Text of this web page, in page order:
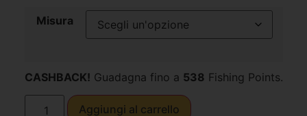
Misura
CASHBACK! Guadagna fino a 538 Fishing Points.
Aggiungi al carrello